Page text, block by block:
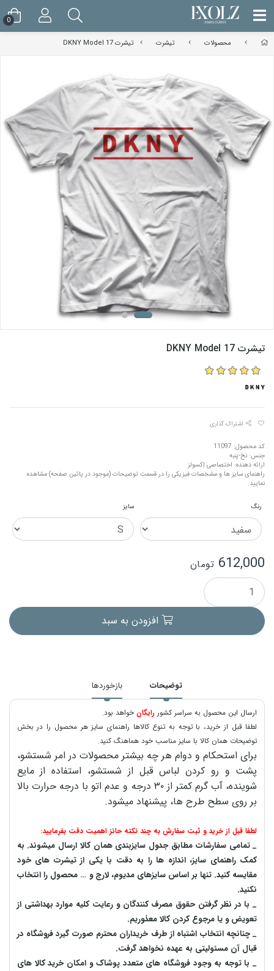
محصولات تیشرت تیشرت DKNY Model 17
تیشرت DKNY Model 17
اشتراک گذاری
کد محصول: 11097
جنس: نخ-پنبه
ارائه دهنده: اختصاصی اِکسولز
راهنمای سایز ها و مشخصات فیزیکی را در قسمت توضیحات (موجود در پائین صفحه) مشاهده
نمایید.
رنگ سایز
612,000 تومان
افزودن به سبد
توضیحات بازخوردها
ارسال این محصول به سراسر کشور رایگانخواهد بود.
لطفا قبل از خرید، با توجه به تنوع کالاها راهنمای سایز هر محصول را در بخش
توضیحات همان کالا با سایز مناسب خود هماهنگ کنید.
برای استحکام و دوام هر چه بیشتر محصولات در امر شستشو،
پشت و رو کردن لباس قبل از شستشو، استفاده از مایع
شوینده، آب گرم کمتر از ۳۰ درجه و عدم اتو با درجه حرارت بالا
بر روی سطح طرح ها، پیشنهاد میشود.
لطفا قبل از خرید و ثبت سفارش به چند نکته حائز اهمیت دقت بفرمایید:
_ تمامی سفارشات مطابق جدول سایزبندی همان کالا ارسال میشوند. به
کمک راهنمای سایز، اندازه ها را به دقت با یکی از تیشرت های خود
مقایسه کنید. تنها بر اساس سایزهای مدیوم، لارج و … محصول را انتخاب
نکنید.
_ با در نظر گرفتن حقوق مصرف کنندگان و رعایت کلیه موارد بهداشتی از
تعویض و یا مرجوع کردن کالا معذوریم.
_ چنانچه انتخاب اشتباه از طرف خریداران محترم صورت گیرد فروشگاه در
قبال آن مسئولیتی به عهده نخواهد گرفت.
_ با توجه به‌ وجود فروشگاه های متعدد‌ پوشاک و امکان خرید کالا های
0